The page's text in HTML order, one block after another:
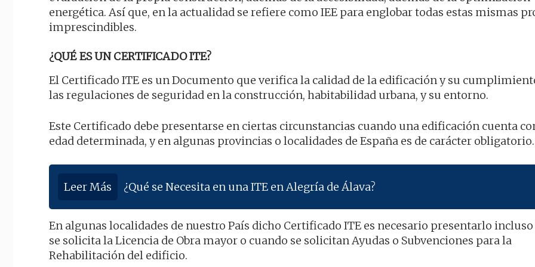
energética. Así que, en la actualidad se refiere como IEE para englobar todas estas mismas
imprescindibles.
¿QUÉ ES UN CERTIFICADO ITE?
El Certificado ITE es un Documento que verifica la calidad de la edificación y su
las regulaciones de seguridad en la construcción, habitabilidad urbana, y su entorno.
Este Certificado debe presentarse en ciertas circunstancias cuando una edificación cuenta
edad determinada, y en algunas provincias o localidades de España es de carácter obligatorio.
Leer Más ¿Qué se Necesita en una ITE en Alegría de Álava?
En algunas localidades de nuestro País dicho Certificado ITE es necesario presentarlo
se solicita la Licencia de Obra mayor o cuando se solicitan Ayudas o Subvenciones para la
Rehabilitación del edificio.